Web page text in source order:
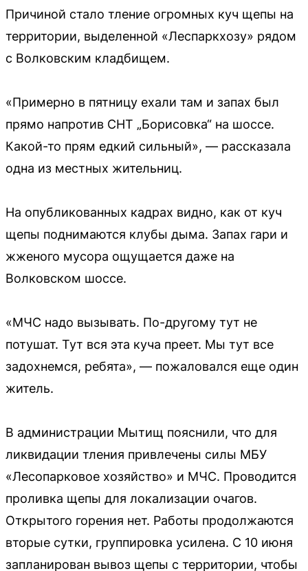
Причиной стало тление огромных куч щепы на
территории, выделенной «Леспаркхозу» рядом
с Волковским кладбищем.
«Примерно в пятницу ехали там и запах был
прямо напротив СНТ „Борисовка“ на шоссе.
Какой-то прям едкий сильный», — рассказала
одна из местных жительниц.
На опубликованных кадрах видно, как от куч
щепы поднимаются клубы дыма. Запах гари и
жженого мусора ощущается даже на
Волковском шоссе.
«МЧС надо вызывать. По-другому тут не
потушат. Тут вся эта куча преет. Мы тут все
задохнемся, ребята», — пожаловался еще один
житель.
В администрации Мытищ пояснили, что для
ликвидации тления привлечены силы МБУ
«Лесопарковое хозяйство» и МЧС. Проводится
проливка щепы для локализации очагов.
Открытого горения нет. Работы продолжаются
вторые сутки, группировка усилена. С 10 июня
запланирован вывоз щепы с территории, чтобы